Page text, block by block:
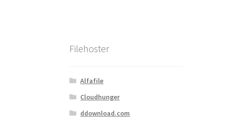
Filehoster
Alfafile
Cloudhunger
ddownload.com